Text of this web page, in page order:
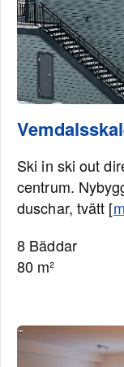
Ski in ski out
centrum.
duschar, tvätt [
8 Bäddar
80 m²